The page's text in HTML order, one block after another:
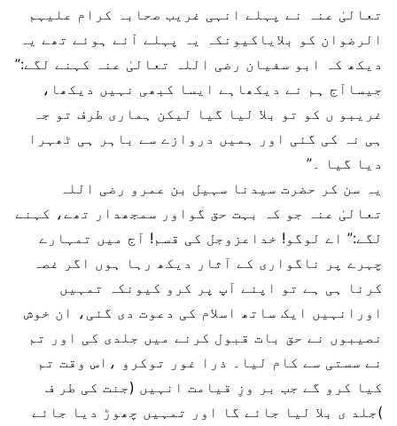
تعالیٰ عنہ نے پہلے انہی غریب صحابہ کرام علیہم
الرضوان کو بلایاکیونکہ یہ پہلے آئے ہوئے تھے یہ
دیکھ کہ ابو سفیان رضی اللہ تعالیٰ عنہ کہنے لگے:”
جیساآج ہم نے دیکھاہے ایسا کبھی نہیں دیکھا،
غریبو ں کو تو بلا لیا گیا لیکن ہماری طرف تو جہ
ہی نہ کی گئی اور ہمیں دروازے سے باہر ہی ٹھہرا
دیا گیا ۔”
یہ سن کر حضرت سیدنا سہیل بن عمرو رضی اللہ
تعالیٰ عنہ جو کہ بہت حق گواور سمجھدار تھے، کہنے
لگے:” اے لوگو! خداعزوجل کی قسم! آج میں تمہارے
چہرے پر ناگواری کے آثار دیکھ رہا ہوں اگر غصہ
کرنا ہی ہے تو اپنے آپ پر کرو کیونکہ تمہیں
اورانہیں ایک ساتھ اسلام کی دعوت دی گئی، ان خوش
نصیبوں نے حق بات قبول کرنے میں جلدی کی اور تم
نے سستی سے کام لیا۔ ذرا غور توکرو ،اس وقت تم
کیا کرو گے جب بر وزِ قیامت انہیں (جنت کی طر ف
)جلد ی بلا لیا جائے گا اور تمہیں چھوڑ دیا جائے